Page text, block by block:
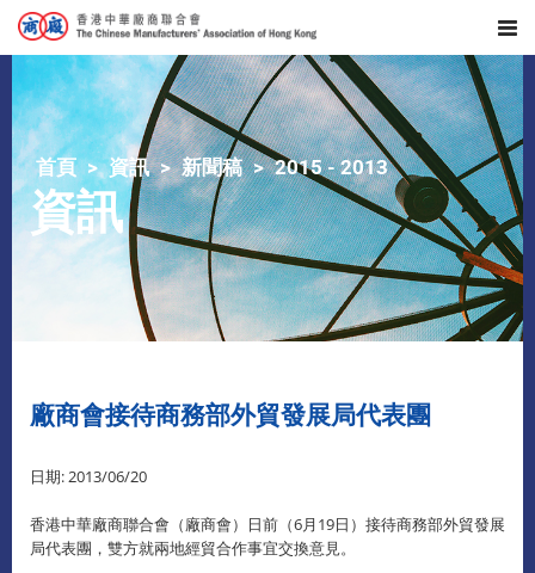
首頁 資訊 新聞稿 2015 - 2013
資訊
廠商會接待商務部外貿發展局代表團
日期: 2013/06/20
香港中華廠商聯合會（廠商會）日前（6月19日）接待商務部外貿發展
局代表團，雙方就兩地經貿合作事宜交換意見。